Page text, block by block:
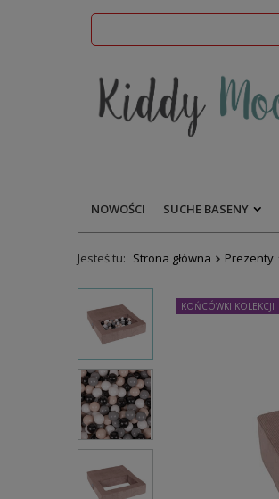
NOWOŚCI SUCHE BASENY
Jesteś tu: Strona główna Prezenty
KOŃCÓWKI KOLEKCJI